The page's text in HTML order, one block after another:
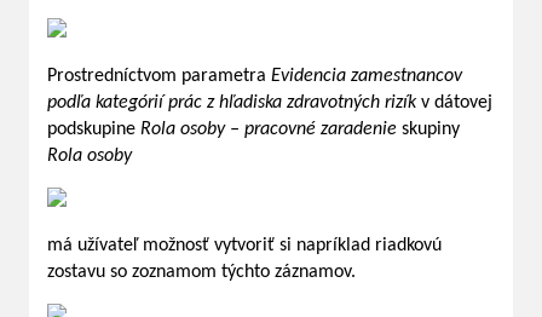
Prostredníctvom parametra Evidencia zamestnancov
podľa kategórií prác z hľadiska zdravotných rizíkv dátovej
podskupine Rola osoby – pracovné zaradenie skupiny
Rola osoby
má užívateľ možnosť vytvoriť si napríklad riadkovú
zostavu so zoznamom týchto záznamov.